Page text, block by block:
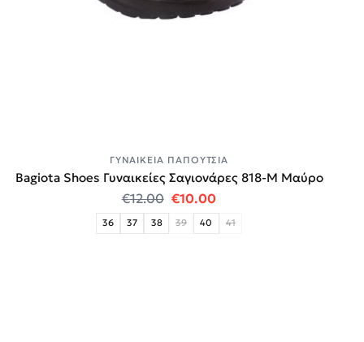
ΓΥΝΑΙΚΕΊΑ ΠΑΠΟΎΤΣΙΑ
Bagiota Shoes Γυναικείες Σαγιονάρες 818-Μ Μαύρο
€12.00 Original price was: €12.00.
€10.00Η τρέχουσα τιμή
36 37 38 39 40 41